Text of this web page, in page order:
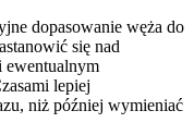
dopasowanie węża do
się nad
ewentualnym
lepiej
niż później wymieniać